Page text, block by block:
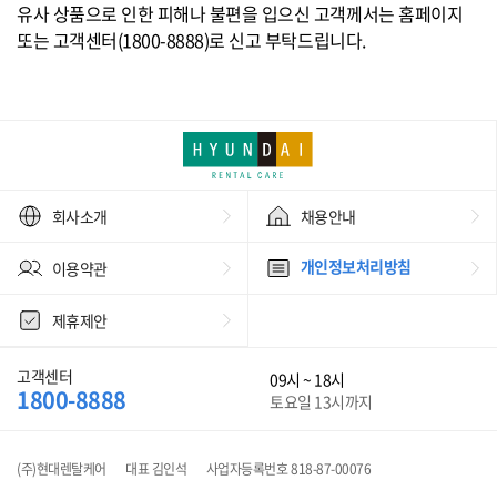
유사 상품으로 인한 피해나 불편을 입으신 고객께서는 홈페이지
또는 고객센터(1800-8888)로 신고 부탁드립니다.
회사소개 채용안내
이용약관 개인정보처리방침
제휴제안
(주)현대렌탈케어 대표 김인석
사업자등록번호 818-87-00076
고객센터
1800-8888
09시 ~ 18시
토요일 13시까지